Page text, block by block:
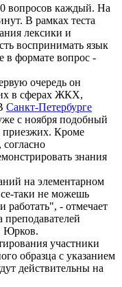
вопросов каждый. На
В рамках теста
лексики и
воспринимать язык
в формате вопрос -
очередь он
в сферах ЖКХ,
Санкт-Петербурге
с ноября подобный
приезжих. Кроме
знания
на элементарном
таки не можешь
работать", - отмечает
преподавателей
Юрков.
участники
образца с указанием
действительны на